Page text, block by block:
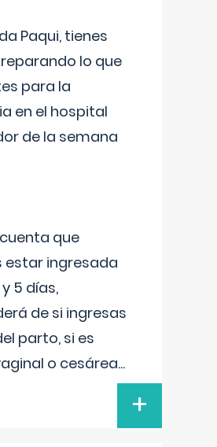
Paqui, tienes
lo que
para la
en el hospital
de la semana
que
estar ingresada
5 días,
de si ingresas
parto, si es
o cesárea...
+